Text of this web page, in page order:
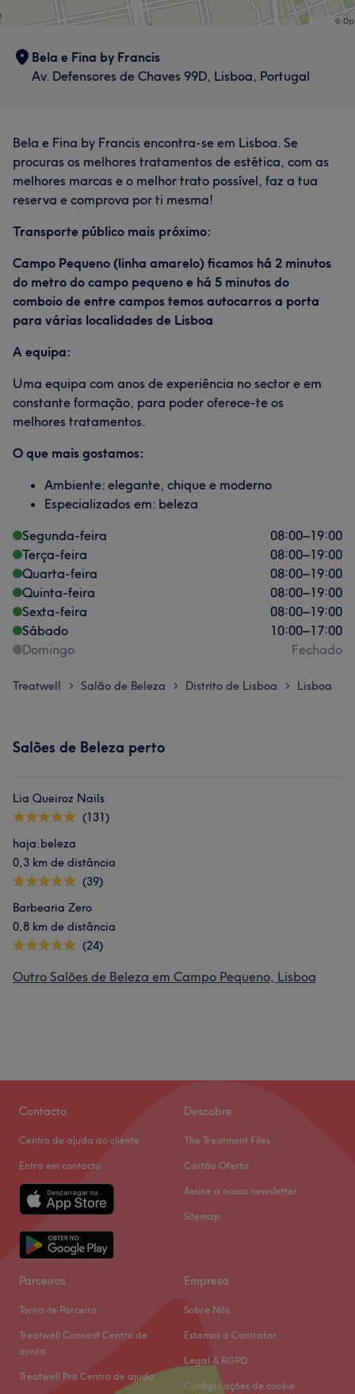
Bela e Fina by Francis
Av. Defensores de Chaves 99D, Lisboa, Portugal
Bela e Fina by Francis encontra-se em Lisboa. Se
procuras os melhores tratamentos de estética, com as
melhores marcas e o melhor trato possível, faz a tua
reserva e comprova por ti mesma!
Transporte público mais próximo:
Campo Pequeno (linha amarelo) ficamos há 2 minutos
do metro do campo pequeno e há 5 minutos do
comboio de entre campos temos autocarros a porta
para várias localidades de Lisboa
A equipa:
Uma equipa com anos de experiência no sector e em
constante formação, para poder oferece-te os
melhores tratamentos.
O que mais gostamos:
Ambiente: elegante, chique e moderno
Especializados em: beleza
Segunda-feira
08:00–19:00
Terça-feira
08:00–19:00
Quarta-feira
08:00–19:00
Quinta-feira
08:00–19:00
Sexta-feira
08:00–19:00
Sábado
10:00–17:00
Domingo
Fechado
Treatwell > Salão de Beleza > Distrito de Lisboa > Lisboa
Salões de Beleza perto
Lia Queiroz Nails
(131)
haja.beleza
0,3 km de distância
(39)
Barbearia Zero
0,8 km de distância
(24)
Outro Salões de Beleza em Campo Pequeno, Lisboa
Contacto
Centro de ajuda ao cliente
Entra em contacto
Descobre
The Treatment Files
Cartão Oferta
Assine a nossa newsletter
Sitemap
Parceiros
Torna-te Parceiro
Treatwell Connect Centro de
ajuda
Treatwell Pro Centro de ajuda
Empresa
Sobre Nós
Estamos a Contratar
Legal & RGPD
Configurações de cookie